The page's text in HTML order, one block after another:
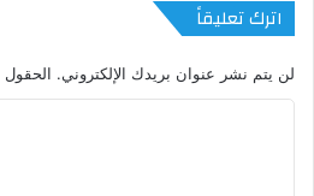
اترك تعليقاً
لن يتم نشر عنوان بريدك الإلكتروني. الحقول